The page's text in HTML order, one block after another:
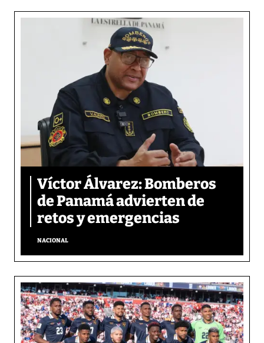
Víctor Álvarez: Bomberos
de Panamá advierten de
retos y emergencias
NACIONAL